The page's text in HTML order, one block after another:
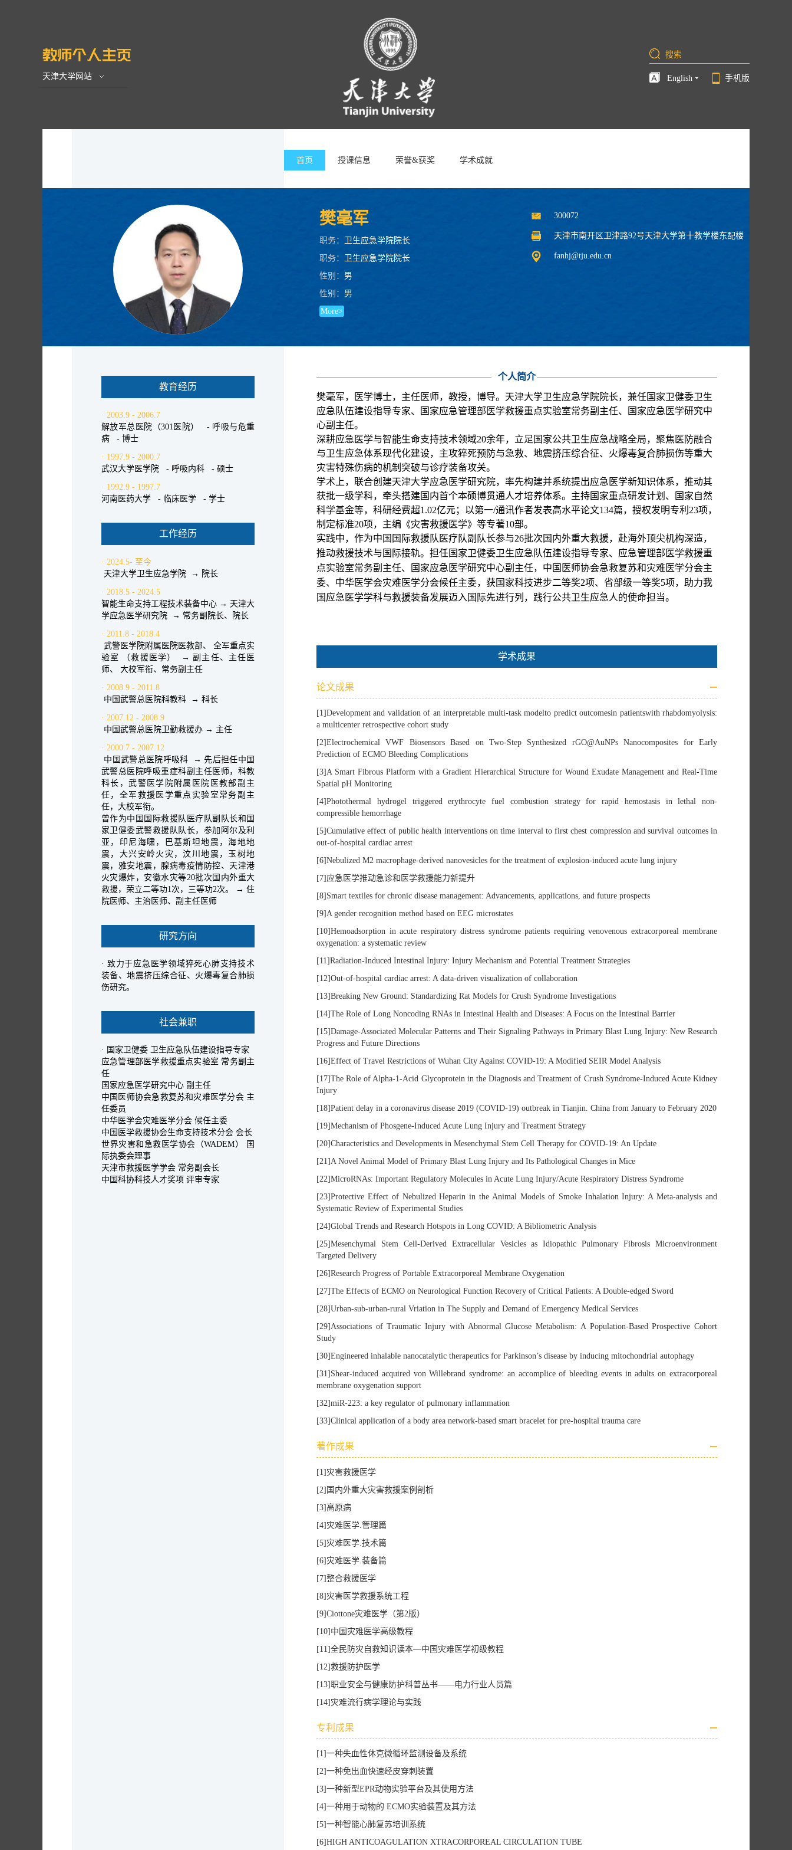
天津大学网站 English 手机版
首页 授课信息 荣誉&获奖 学术成就
樊毫军
职务：
卫生应急学院院长
职务：
卫生应急学院院长
性别： 男
性别： 男
More>
300072
天津市南开区卫津路92号天津大学第十教学楼东配楼
fanhj@tju.edu.cn
教育经历
· 2003.9 - 2006.7
解放军总医院（301医院） - 呼吸与危重
病 - 博士
· 1997.9 - 2000.7
武汉大学医学院 - 呼吸内科 - 硕士
· 1992.9 - 1997.7
河南医药大学 - 临床医学 - 学士
工作经历
· 2024.5- 至今
天津大学卫生应急学院 → 院长
· 2018.5 - 2024.5
智能生命支持工程技术装备中心 → 天津大
学应急医学研究院 → 常务副院长、院长
· 2011.8 - 2018.4
武警医学院附属医院医教部、 全军重点实
验室 （救援医学） → 副主任、主任医
师、 大校军衔、常务副主任
· 2008.9 - 2011.8
中国武警总医院科教科 → 科长
· 2007.12 - 2008.9
中国武警总医院卫勤救援办 → 主任
· 2000.7 - 2007.12
中国武警总医院呼吸科 → 先后担任中国
武警总医院呼吸重症科副主任医师，科教
科长，武警医学院附属医院医教部副主
任，全军救援医学重点实验室常务副主
任，大校军衔。
曾作为中国国际救援队医疗队副队长和国
家卫健委武警救援队队长，参加阿尔及利
亚，印尼海啸，巴基斯坦地震，海地地
震，大兴安岭火灾，汶川地震，玉树地
震，雅安地震，腺病毒疫情防控、天津港
火灾爆炸，安徽水灾等20批次国内外重大
救援，荣立二等功1次，三等功2次。 → 住
院医师、主治医师、副主任医师
研究方向
· 致力于应急医学领域猝死心肺支持技术
装备、地震挤压综合征、火爆毒复合肺损
伤研究。
社会兼职
· 国家卫健委 卫生应急队伍建设指导专家
应急管理部医学救援重点实验室 常务副主
任
国家应急医学研究中心 副主任
中国医师协会急救复苏和灾难医学分会 主
任委员
中华医学会灾难医学分会 候任主委
中国医学救援协会生命支持技术分会 会长
世界灾害和急救医学协会（WADEM） 国
际执委会理事
天津市救援医学学会 常务副会长
中国科协科技人才奖项 评审专家
个人简介
樊毫军，医学博士，主任医师，教授，博导。天津大学卫生应急学院院长，兼任国家卫健委卫生
应急队伍建设指导专家、国家应急管理部医学救援重点实验室常务副主任、国家应急医学研究中
心副主任。
深耕应急医学与智能生命支持技术领域20余年，立足国家公共卫生应急战略全局，聚焦医防融合
与卫生应急体系现代化建设，主攻猝死预防与急救、地震挤压综合征、火爆毒复合肺损伤等重大
灾害特殊伤病的机制突破与诊疗装备攻关。
学术上，联合创建天津大学应急医学研究院，率先构建并系统提出应急医学新知识体系，推动其
获批一级学科，牵头搭建国内首个本硕博贯通人才培养体系。主持国家重点研发计划、国家自然
科学基金等，科研经费超1.02亿元；以第一/通讯作者发表高水平论文134篇，授权发明专利23项，
制定标准20项，主编《灾害救援医学》等专著10部。
实践中，作为中国国际救援队医疗队副队长参与26批次国内外重大救援，赴海外顶尖机构深造，
推动救援技术与国际接轨。担任国家卫健委卫生应急队伍建设指导专家、应急管理部医学救援重
点实验室常务副主任、国家应急医学研究中心副主任，中国医师协会急救复苏和灾难医学分会主
委、中华医学会灾难医学分会候任主委，获国家科技进步二等奖2项、省部级一等奖5项，助力我
国应急医学学科与救援装备发展迈入国际先进行列，践行公共卫生应急人的使命担当。
学术成果
论文成果
[1]Development and validation of an interpretable multi-task modelto predict outcomesin patientswith rhabdomyolysis:
a multicenter retrospective cohort study
[2]Electrochemical VWF Biosensors Based on Two-Step Synthesized rGO@AuNPs Nanocomposites for Early
Prediction of ECMO Bleeding Complications
[3]A Smart Fibrous Platform with a Gradient Hierarchical Structure for Wound Exudate Management and Real‑Time
Spatial pH Monitoring
[4]Photothermal hydrogel triggered erythrocyte fuel combustion strategy for rapid hemostasis in lethal non-
compressible hemorrhage
[5]Cumulative effect of public health interventions on time interval to first chest compression and survival outcomes in
out-of-hospital cardiac arrest
[6]Nebulized M2 macrophage-derived nanovesicles for the treatment of explosion-induced acute lung injury
[7] 应急医学推动急诊和医学救援能力新提升
[8] Smart textiles for chronic disease management: Advancements, applications, and future prospects
[9]A gender recognition method based on EEG microstates
[10]Hemoadsorption in acute respiratory distress syndrome patients requiring venovenous extracorporeal membrane
oxygenation: a systematic review
[11]Radiation-Induced Intestinal Injury: Injury Mechanism and Potential Treatment Strategies
[12]Out-of-hospital cardiac arrest: A data-driven visualization of collaboration
[13]Breaking New Ground: Standardizing Rat Models for Crush Syndrome Investigations
[14]The Role of Long Noncoding RNAs in Intestinal Health and Diseases: A Focus on the Intestinal Barrier
[15]Damage-Associated Molecular Patterns and Their Signaling Pathways in Primary Blast Lung Injury: New Research
Progress and Future Directions
[16]Effect of Travel Restrictions of Wuhan City Against COVID-19: A Modified SEIR Model Analysis
[17]The Role of Alpha-1-Acid Glycoprotein in the Diagnosis and Treatment of Crush Syndrome-Induced Acute Kidney
Injury
[18]Patient delay in a coronavirus disease 2019 (COVID-19) outbreak in Tianjin. China from January to February 2020
[19]Mechanism of Phosgene-Induced Acute Lung Injury and Treatment Strategy
[20]Characteristics and Developments in Mesenchymal Stem Cell Therapy for COVID-19: An Update
[21]A Novel Animal Model of Primary Blast Lung Injury and Its Pathological Changes in Mice
[22]MicroRNAs: Important Regulatory Molecules in Acute Lung Injury/Acute Respiratory Distress Syndrome
[23]Protective Effect of Nebulized Heparin in the Animal Models of Smoke Inhalation Injury: A Meta-analysis and
Systematic Review of Experimental Studies
[24]Global Trends and Research Hotspots in Long COVID: A Bibliometric Analysis
[25]Mesenchymal Stem Cell-Derived Extracellular Vesicles as Idiopathic Pulmonary Fibrosis Microenvironment
Targeted Delivery
[26]Research Progress of Portable Extracorporeal Membrane Oxygenation
[27]The Effects of ECMO on Neurological Function Recovery of Critical Patients: A Double-edged Sword
[28]Urban-sub-urban-rural Vriation in The Supply and Demand of Emergency Medical Services
[29]Associations of Traumatic Injury with Abnormal Glucose Metabolism: A Population-Based Prospective Cohort
Study
[30]Engineered inhalable nanocatalytic therapeutics for Parkinson’s disease by inducing mitochondrial autophagy
[31] Shear-induced acquired von Willebrand syndrome: an accomplice of bleeding events in adults on extracorporeal
membrane oxygenation support
[32]miR-223: a key regulator of pulmonary inflammation
[33]Clinical application of a body area network-based smart bracelet for pre-hospital trauma care
著作成果
[1] 灾害救援医学
[2] 国内外重大灾害救援案例剖析
[3] 高原病
[4] 灾难医学.管理篇
[5] 灾难医学.技术篇
[6] 灾难医学.装备篇
[7]整合救援医学
[8] 灾害医学救援系统工程
[9]Ciottone灾难医学（第2版）
[10] 中国灾难医学高级教程
[11]全民防灾自救知识读本—中国灾难医学初级教程
[12]救援防护医学
[13]职业安全与健康防护科普丛书——电力行业人员篇
[14] 灾难流行病学理论与实践
专利成果
[1]一种失血性休克微循环监测设备及系统
[2]一种免出血快速经皮穿刺装置
[3]一种新型EPR动物实验平台及其使用方法
[4]一种用于动物的 ECMO实验装置及其方法
[5]一种智能心肺复苏培训系统
[6]HIGH ANTICOAGULATION XTRACORPOREAL CIRCULATION TUBE